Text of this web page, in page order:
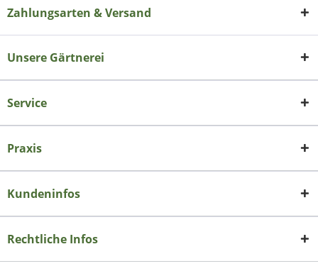
Zahlungsarten & Versand
Unsere Gärtnerei
Service
Praxis
Kundeninfos
Rechtliche Infos